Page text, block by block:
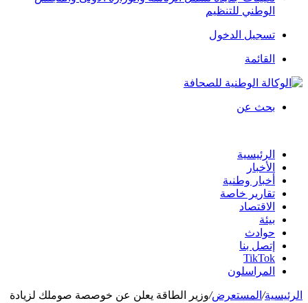
الوطني للتنظيم
تسجيل الدخول
القائمة
بحث عن
الرئيسية
الأخبار
أخبار وطنية
تقارير خاصة
الاقتصاد
بيئة
حوادث
إتصل بنا
TikTok
المراسلون
الرئيسية/ المستعرض/وزير الطاقة يعلن عن خوصصة صوملك لزيادة